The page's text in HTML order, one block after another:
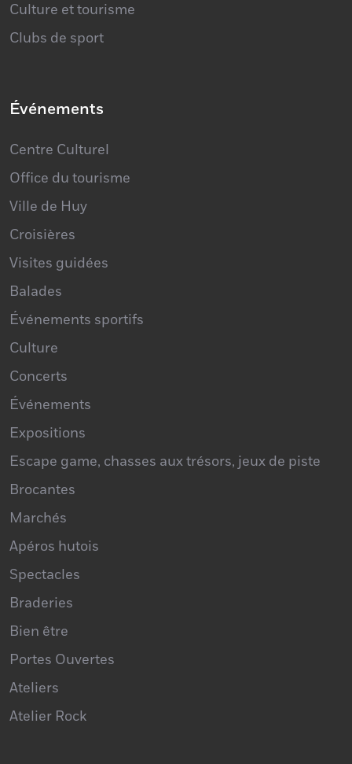
Culture et tourisme
Clubs de sport
Événements
Centre Culturel
Office du tourisme
Ville de Huy
Croisières
Visites guidées
Balades
Événements sportifs
Culture
Concerts
Événements
Expositions
Escape game, chasses aux trésors, jeux de piste
Brocantes
Marchés
Apéros hutois
Spectacles
Braderies
Bien être
Portes Ouvertes
Ateliers
Atelier Rock